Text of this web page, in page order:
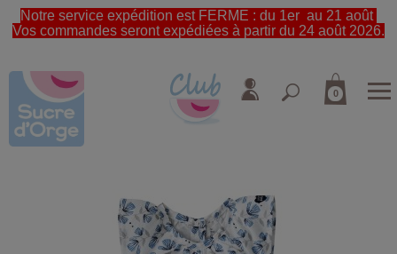
Notre service expédition est FERME : du 1er au 21 août
Vos commandes seront expédiées à partir du 24 août 2026.
0